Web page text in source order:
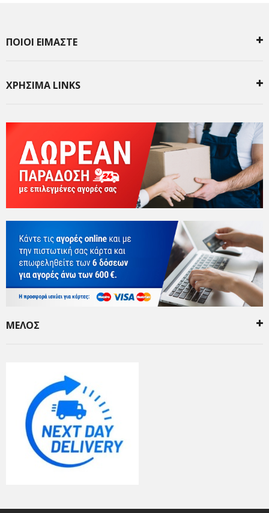
ΠΟΙΟΙ ΕΙΜΑΣΤΕ
ΧΡΗΣΙΜΑ LINKS
ΜΕΛΟΣ